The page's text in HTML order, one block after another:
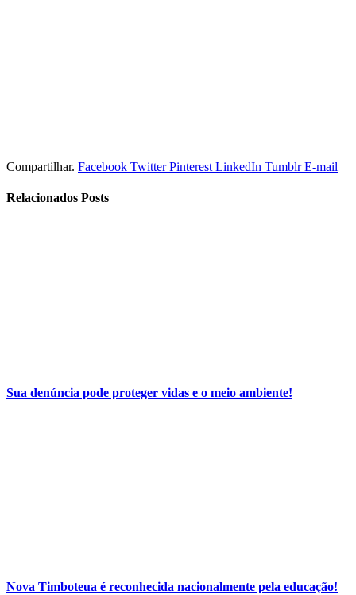
Compartilhar. Facebook Twitter Pinterest LinkedIn Tumblr E-mail
Relacionados Posts
Sua denúncia pode proteger vidas e o meio ambiente!
Nova Timboteua é reconhecida nacionalmente pela educação!